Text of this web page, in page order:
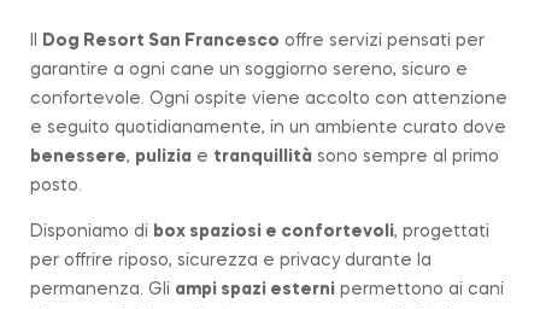
Dog Resort San Francesco offre servizi pensati per
garantire a ogni cane un soggiorno sereno, sicuro e
confortevole. Ogni ospite viene accolto con attenzione
e seguito quotidianamente, in un ambiente curato dove
benessere, pulizia e tranquillità sono sempre al primo
posto.
Disponiamo di box spaziosi e confortevoli, progettati
per offrire riposo, sicurezza e privacy durante la
permanenza. Gli ampi spazi esterni permettono ai cani